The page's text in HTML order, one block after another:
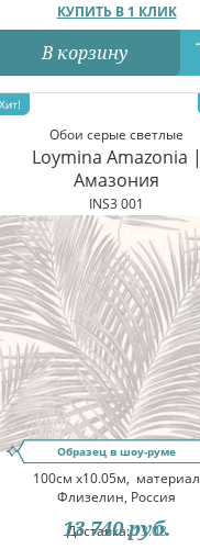
КУПИТЬ В 1 КЛИК
В корзину
Обои серые светлые
Loymina Amazonia |
Амазония
INS3 001
Образец в шоу-руме
100см x10.05м, материал
Флизелин, Россия
Доставка:13.08
13 740 руб.